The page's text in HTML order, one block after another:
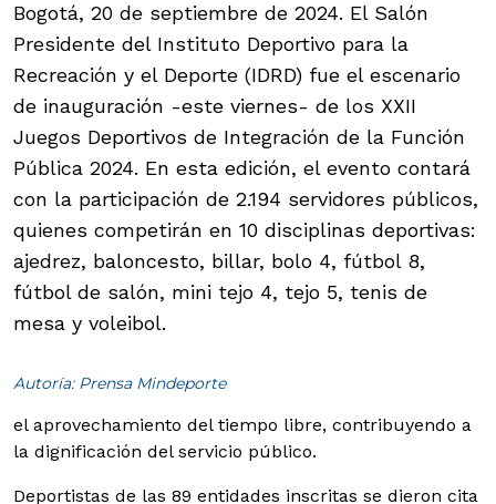
Bogotá, 20 de septiembre de 2024. El Salón
Presidente del Instituto Deportivo para la
Recreación y el Deporte (IDRD) fue el escenario
de inauguración -este viernes- de los XXII
Juegos Deportivos de Integración de la Función
Pública 2024. En esta edición, el evento contará
con la participación de 2.194 servidores públicos,
quienes competirán en 10 disciplinas deportivas:
ajedrez, baloncesto, billar, bolo 4, fútbol 8,
fútbol de salón, mini tejo 4, tejo 5, tenis de
mesa y voleibol.
Autoría: Prensa Mindeporte
el aprovechamiento del tiempo libre, contribuyendo a
la dignificación del servicio público.
Deportistas de las 89 entidades inscritas se dieron cita